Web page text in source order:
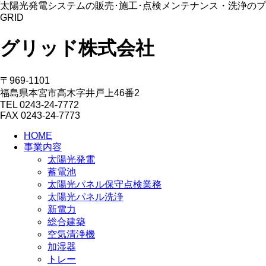
太陽光発電システムの販売･施工･点検メンテナンス・洗浄の
GRID
グリッド株式会社
〒969-1101
福島県本宮市高木字井戸上46番2
TEL 0243-24-7772
FAX 0243-24-7773
HOME
事業内容
太陽光発電
蓄電池
太陽光パネル保守点検業務
太陽光パネル洗浄
新電力
総合建築
空気清浄機
加湿器
トレー